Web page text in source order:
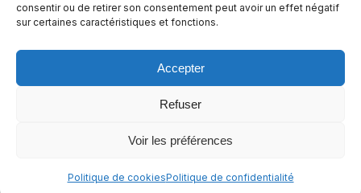
consentir ou de retirer son consentement peut avoir un effet négatif
sur certaines caractéristiques et fonctions.
Accepter
Refuser
Voir les préférences
Politique de cookiesPolitique de confidentialité
Politique de cookies